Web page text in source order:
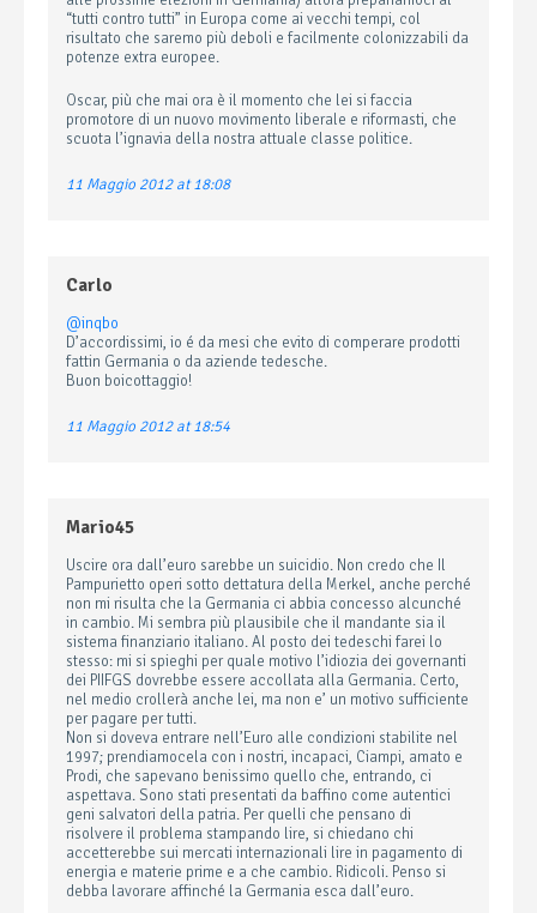
“tutti contro tutti” in Europa come ai vecchi tempi, col
risultato che saremo più deboli e facilmente colonizzabili da
potenze extra europee.
Oscar, più che mai ora è il momento che lei si faccia
promotore di un nuovo movimento liberale e riformasti, che
scuota l’ignavia della nostra attuale classe politice.
11 Maggio 2012 at 18:08
Carlo
@inqbo
D’accordissimi, io é da mesi che evito di comperare prodotti
fattin Germania o da aziende tedesche.
Buon boicottaggio!
11 Maggio 2012 at 18:54
Mario45
Uscire ora dall’euro sarebbe un suicidio. Non credo che Il
Pampurietto operi sotto dettatura della Merkel, anche perché
non mi risulta che la Germania ci abbia concesso alcunché
in cambio. Mi sembra più plausibile che il mandante sia il
sistema finanziario italiano. Al posto dei tedeschi farei lo
stesso: mi si spieghi per quale motivo l’idiozia dei governanti
dei PIIFGS dovrebbe essere accollata alla Germania. Certo,
nel medio crollerà anche lei, ma non e’ un motivo sufficiente
per pagare per tutti.
Non si doveva entrare nell’Euro alle condizioni stabilite nel
1997; prendiamocela con i nostri, incapaci, Ciampi, amato e
Prodi, che sapevano benissimo quello che, entrando, ci
aspettava. Sono stati presentati da baffino come autentici
geni salvatori della patria. Per quelli che pensano di
risolvere il problema stampando lire, si chiedano chi
accetterebbe sui mercati internazionali lire in pagamento di
energia e materie prime e a che cambio. Ridicoli. Penso si
debba lavorare affinché la Germania esca dall’euro.